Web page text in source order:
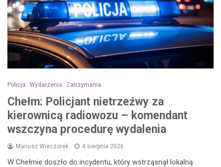
Policja Wydarzenia Zatrzymania
Chełm: Policjant nietrzeźwy za
kierownicą radiowozu – komendant
wszczyna procedurę wydalenia
Mariusz Wieczorek 4 sierpnia 2026
W Chełmie doszło do incydentu, który wstrząsnął lokalną